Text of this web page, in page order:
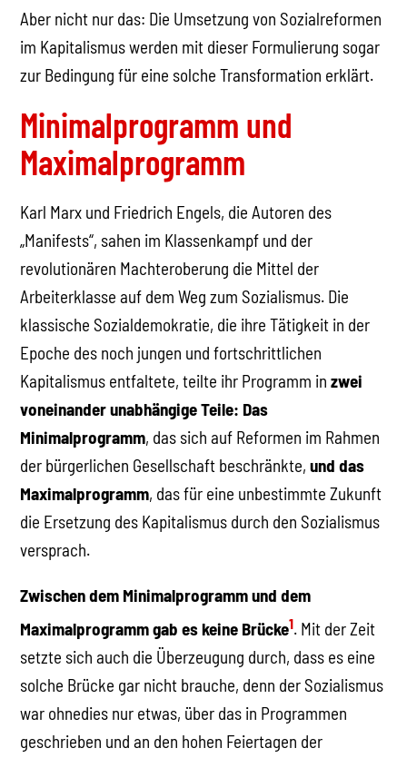
Aber nicht nur das: Die Umsetzung von Sozialreformen
im Kapitalismus werden mit dieser Formulierung sogar
zur Bedingung für eine solche Transformation erklärt.
Minimalprogramm und
Maximalprogramm
Karl Marx und Friedrich Engels, die Autoren des
„Manifests“, sahen im Klassenkampf und der
revolutionären Machteroberung die Mittel der
Arbeiterklasse auf dem Weg zum Sozialismus. Die
klassische Sozialdemokratie, die ihre Tätigkeit in der
Epoche des noch jungen und fortschrittlichen
Kapitalismus entfaltete, teilte ihr Programm in zwei
voneinander unabhängige Teile: Das
Minimalprogramm, das sich auf Reformen im Rahmen
der bürgerlichen Gesellschaft beschränkte,und das
Maximalprogramm, das für eine unbestimmte Zukunft
die Ersetzung des Kapitalismus durch den Sozialismus
versprach.
Zwischen dem Minimalprogramm und dem
Maximalprogramm gab es keine Brücke1. Mit der Zeit
setzte sich auch die Überzeugung durch, dass es eine
solche Brücke gar nicht brauche, denn der Sozialismus
war ohnedies nur etwas, über das in Programmen
geschrieben und an den hohen Feiertagen der